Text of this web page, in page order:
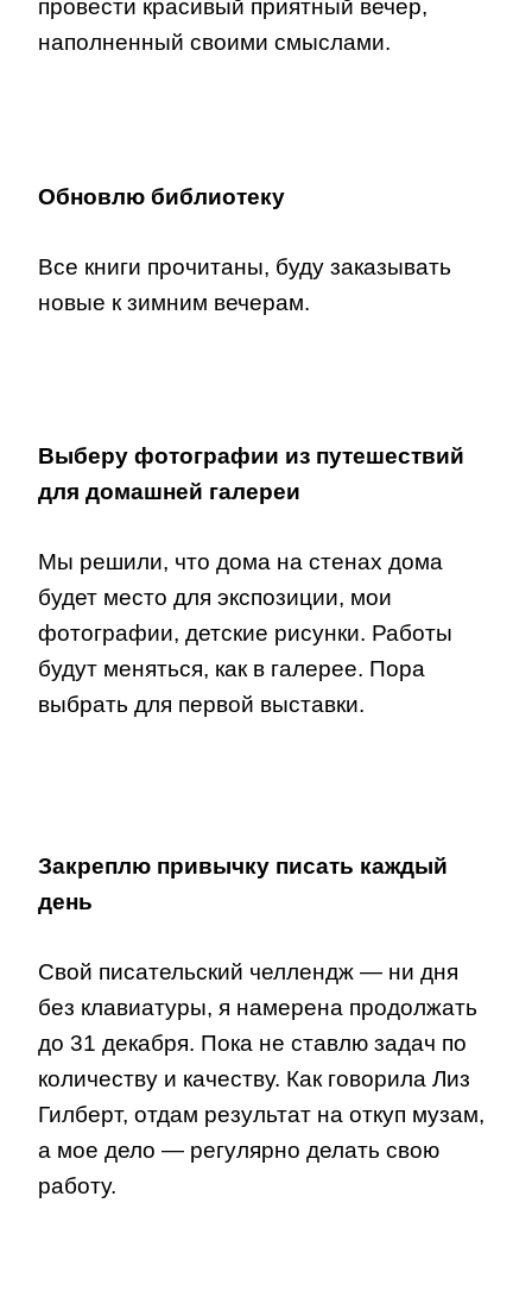
провести красивый приятный вечер,
наполненный своими смыслами.
Обновлю библиотеку
Все книги прочитаны, буду заказывать
новые к зимним вечерам.
Выберу фотографии из путешествий
для домашней галереи
Мы решили, что дома на стенах дома
будет место для экспозиции, мои
фотографии, детские рисунки. Работы
будут меняться, как в галерее. Пора
выбрать для первой выставки.
Закреплю привычку писать каждый
день
Свой писательский челлендж — ни дня
без клавиатуры, я намерена продолжать
до 31 декабря. Пока не ставлю задач по
количеству и качеству. Как говорила Лиз
Гилберт, отдам результат на откуп музам,
а мое дело — регулярно делать свою
работу.